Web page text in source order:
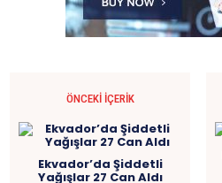
ÖNCEKI İÇERIK
Ekvador’da Şiddetli
Yağışlar 27 Can Aldı